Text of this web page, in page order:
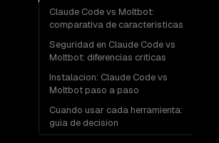
Claude Code vs Moltbot:
comparativa de caracteristicas
Seguridad en Claude Code vs
Moltbot: diferencias criticas
Instalacion: Claude Code vs
Moltbot paso a paso
Cuando usar cada herramienta:
guia de decision